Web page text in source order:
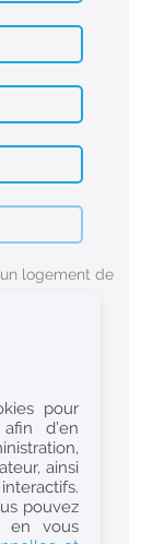
logement de
F)
(H/F)
pour
d’en
ainsi
pouvez
en vous